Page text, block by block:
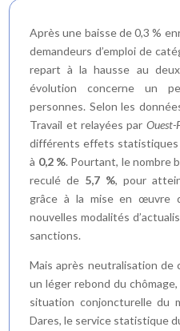
Après une baisse de 0,3 %
demandeurs d’emploi de
repart à la hausse au
évolution concerne un
personnes. Selon les
Travail et relayées par Ouest-
différents effets
à 0,2 %. Pourtant, le nombre
reculé de 5,7 %, pour
grâce à la mise en œuvre
nouvelles modalités
sanctions.
Mais après neutralisation
un léger rebond du
situation conjoncturelle du
Dares, le service statistique